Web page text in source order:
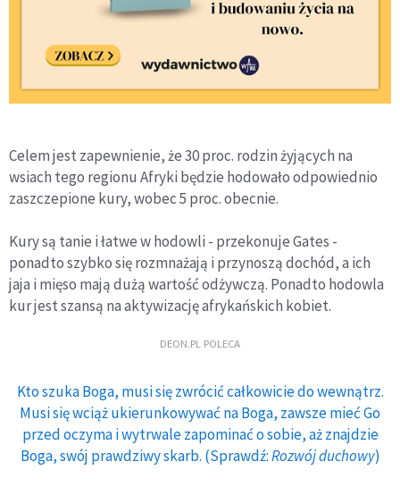
Celem jest zapewnienie, że 30 proc. rodzin żyjących na
wsiach tego regionu Afryki będzie hodowało odpowiednio
zaszczepione kury, wobec 5 proc. obecnie.
Kury są tanie i łatwe w hodowli - przekonuje Gates -
ponadto szybko się rozmnażają i przynoszą dochód, a ich
jaja i mięso mają dużą wartość odżywczą. Ponadto hodowla
kur jest szansą na aktywizację afrykańskich kobiet.
DEON.PL POLECA
Kto szuka Boga, musi się zwrócić całkowicie do wewnątrz.
Musi się wciąż ukierunkowywać na Boga, zawsze mieć Go
przed oczyma i wytrwale zapominać o sobie, aż znajdzie
Boga, swój prawdziwy skarb. (Sprawdź:Rozwój duchowy)